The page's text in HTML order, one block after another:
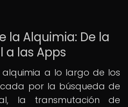
la Alquimia: De la
a las Apps
alquimia a lo largo de los
por la búsqueda de
la transmutación de